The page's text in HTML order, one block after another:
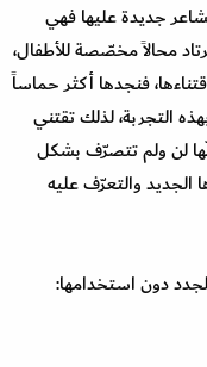
جديدة عليها فهي
محالاً مخصّصة للأطفال،
فنجدها أكثر حماساً
التجربة، لذلك تقتني
لن ولم تتصرّف بشكل
الجديد والتعرّف عليه
دون استخدامها: